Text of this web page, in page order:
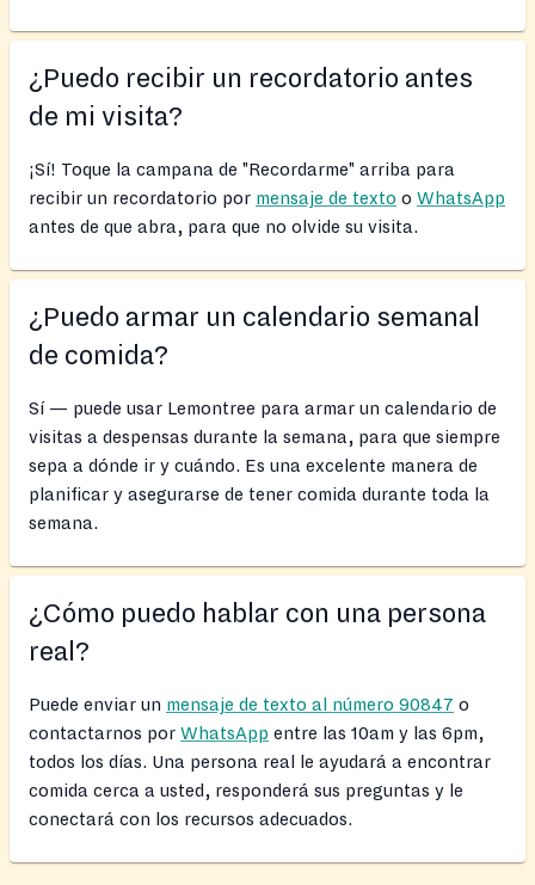
¿Puedo recibir un recordatorio antes
de mi visita?
¡Sí! Toque la campana de "Recordarme" arriba para
recibir un recordatorio por mensaje de texto o WhatsApp
antes de que abra, para que no olvide su visita.
¿Puedo armar un calendario semanal
de comida?
Sí — puede usar Lemontree para armar un calendario de
visitas a despensas durante la semana, para que siempre
sepa a dónde ir y cuándo. Es una excelente manera de
planificar y asegurarse de tener comida durante toda la
semana.
¿Cómo puedo hablar con una persona
real?
Puede enviar un mensaje de texto al número 90847 o
contactarnos por WhatsApp entre las 10am y las 6pm,
todos los días. Una persona real le ayudará a encontrar
comida cerca a usted, responderá sus preguntas y le
conectará con los recursos adecuados.